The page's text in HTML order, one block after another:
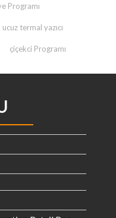
Programı
ucuz termal yazıcı
çiçekci Programı